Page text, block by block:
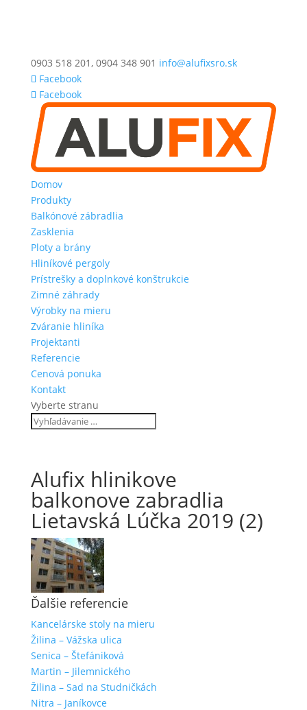
0903 518 201, 0904 348 901 info@alufixsro.sk
Facebook
Facebook
Domov
Produkty
Balkónové zábradlia
Zasklenia
Ploty a brány
Hliníkové pergoly
Prístrešky a doplnkové konštrukcie
Zimné záhrady
Výrobky na mieru
Zváranie hliníka
Projektanti
Referencie
Cenová ponuka
Kontakt
Vyberte stranu
Alufix hlinikove
balkonove zabradlia
Lietavská Lúčka 2019 (2)
Ďalšie referencie
Kancelárske stoly na mieru
Žilina – Vážska ulica
Senica – Štefániková
Martin – Jilemnického
Žilina – Sad na Studničkách
Nitra – Janíkovce